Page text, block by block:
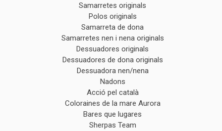
Samarretes originals
Polos originals
Samarreta de dona
Samarretes nen i nena originals
Dessuadores originals
Dessuadores de dona originals
Dessuadora nen/nena
Nadons
Acció pel català
Coloraines de la mare Aurora
Bares que lugares
Sherpas Team